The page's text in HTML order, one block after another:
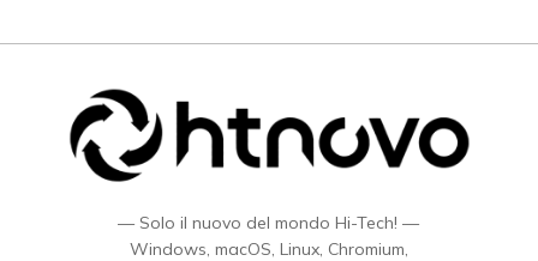
— Solo il nuovo del mondo Hi-Tech! —
Windows, macOS, Linux, Chromium,